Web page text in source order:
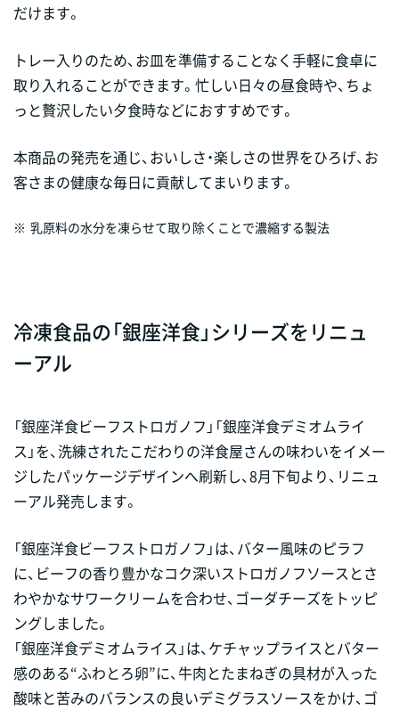
だけます。
トレー入りのため、お皿を準備することなく手軽に食卓に
取り入れることができます。忙しい日々の昼食時や、ちょ
っと贅沢したい夕食時などにおすすめです。
本商品の発売を通じ、おいしさ・楽しさの世界をひろげ、お
客さまの健康な毎日に貢献してまいります。
※ 乳原料の水分を凍らせて取り除くことで濃縮する製法
冷凍食品の「銀座洋食」シリーズをリニュ
ーアル
「銀座洋食ビーフストロガノフ」「銀座洋食デミオムライ
ス」を、洗練されたこだわりの洋食屋さんの味わいをイメー
ジしたパッケージデザインへ刷新し、8月下旬より、リニュ
ーアル発売します。
「銀座洋食ビーフストロガノフ」は、バター風味のピラフ
に、ビーフの香り豊かなコク深いストロガノフソースとさ
わやかなサワークリームを合わせ、ゴーダチーズをトッピ
ングしました。
「銀座洋食デミオムライス」は、ケチャップライスとバター
感のある“ふわとろ卵”に、牛肉とたまねぎの具材が入った
酸味と苦みのバランスの良いデミグラスソースをかけ、ゴ